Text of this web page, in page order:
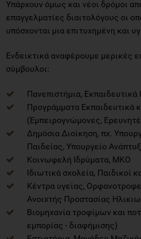
Υπάρχουν όμως και νέοι δρόμοι
επαγγελματίες διαιτολόγους οι
υπόσχονται μια επιτυχημένη και
Ενδεικτικά αναφέρουμε μερικές
σύμβουλοι:
Πανεπιστήμια, Εκπαιδευτικά
Προγράμματα Εκπαιδευτικά
(Εμπειρογνώμονες,
Δημόσια Διοίκηση, πχ.
Παιδείας, Υπουργείο
Κοινωφελή Ιδρύματα, MKO
Ιδιωτικά σχολεία, Παιδικοί
Κέντρα υγείας,
Ανοιχτής Προστασίας
Βιομηχανία τροφίμων και
εμπορίας - διαφήμισης)